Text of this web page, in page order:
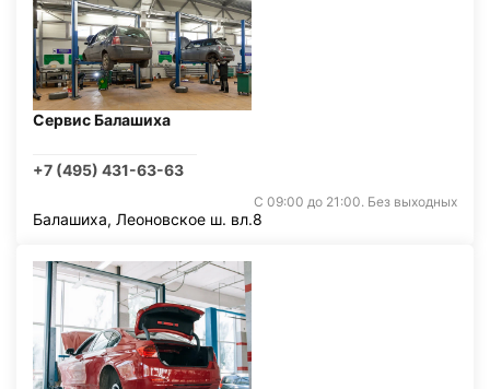
Сервис Балашиха
+7 (495) 431-63-63
С 09:00 до 21:00. Без выходных
Балашиха, Леоновское ш. вл.8